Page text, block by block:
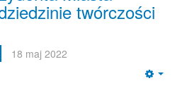
twórczości
18 maj 2022